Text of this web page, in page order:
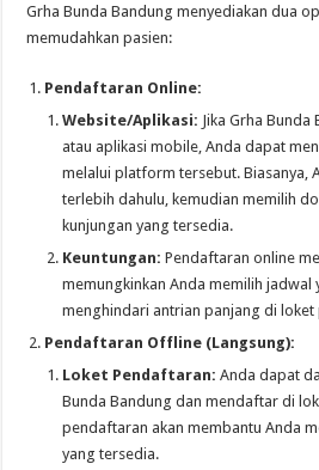
Grha Bunda Bandung menyediakan dua
memudahkan pasien:
Pendaftaran Online:
Website/Aplikasi: Jika Grha
atau aplikasi mobile, Anda dapat
melalui platform tersebut. Biasanya,
terlebih dahulu, kemudian memilih
kunjungan yang tersedia.
Keuntungan: Pendaftaran online
memungkinkan Anda memilih jadwal
menghindari antrian panjang di
Pendaftaran Offline (Langsung):
Loket Pendaftaran: Anda dapat
Bunda Bandung dan mendaftar di
pendaftaran akan membantu Anda
yang tersedia.